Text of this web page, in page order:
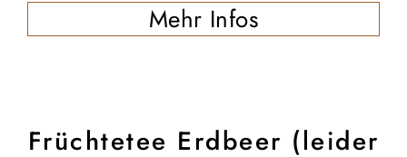
Mehr Infos
Früchtetee Erdbeer (leider